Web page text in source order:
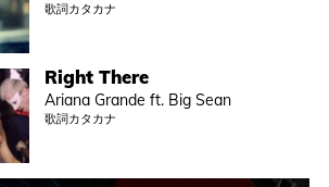
歌詞カタカナ
Right There
Ariana Grande ft. Big Sean
歌詞カタカナ